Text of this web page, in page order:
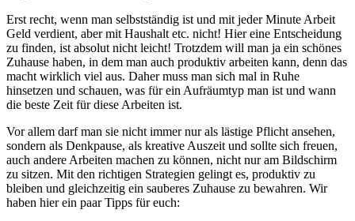
Erst recht, wenn man selbstständig ist und mit jeder Minute Arbeit
Geld verdient, aber mit Haushalt etc. nicht! Hier eine Entscheidung
zu finden, ist absolut nicht leicht! Trotzdem will man ja ein schönes
Zuhause haben, in dem man auch produktiv arbeiten kann, denn das
macht wirklich viel aus. Daher muss man sich mal in Ruhe
hinsetzen und schauen, was für ein Aufräumtyp man ist und wann
die beste Zeit für diese Arbeiten ist.
Vor allem darf man sie nicht immer nur als lästige Pflicht ansehen,
sondern als Denkpause, als kreative Auszeit und sollte sich freuen,
auch andere Arbeiten machen zu können, nicht nur am Bildschirm
zu sitzen. Mit den richtigen Strategien gelingt es, produktiv zu
bleiben und gleichzeitig ein sauberes Zuhause zu bewahren. Wir
haben hier ein paar Tipps für euch: